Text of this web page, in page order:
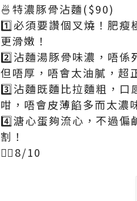
🍜特濃豚骨沾麵($90)
1️⃣必須要讚個叉燒！肥瘦
更滑嫩！
2️⃣沾麵湯豚骨味濃，唔係
但唔厚，唔會太油膩，超
3️⃣沾麵既麵比拉麵粗，
咁，唔會皮薄餡多而太濃
4️⃣溏心蛋夠流心，不過偏
割！
👍🏻8/10